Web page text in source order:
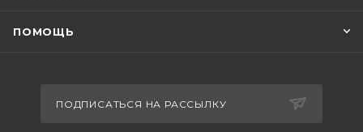
ПОМОЩЬ
ПОДПИСАТЬСЯ НА РАССЫЛКУ